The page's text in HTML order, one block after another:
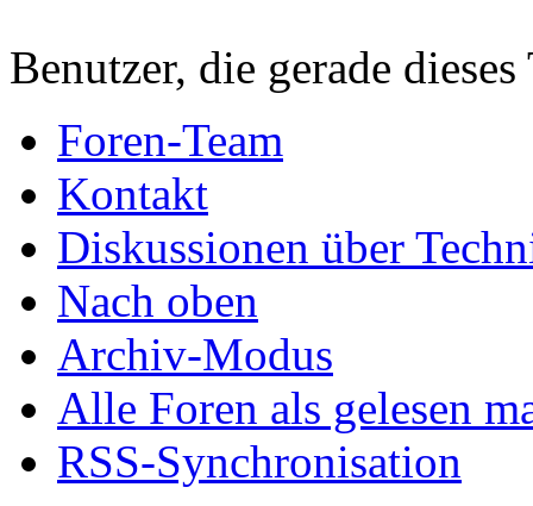
Benutzer, die gerade
Foren-Team
Kontakt
Diskussionen über
Nach oben
Archiv-Modus
Alle Foren als gelesen
RSS-Synchronisation